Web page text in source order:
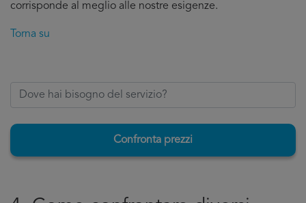
corrisponde al meglio alle nostre esigenze.
Torna su
Confronta prezzi